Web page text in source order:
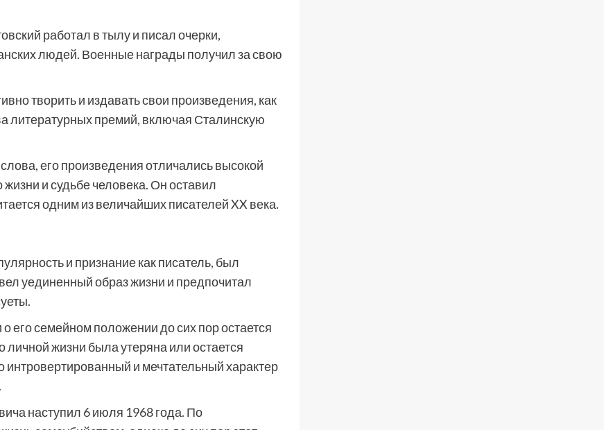
работал в тылу и писал очерки,
людей. Военные награды получил за свою
творить и издавать свои произведения, как
литературных премий, включая Сталинскую
его произведения отличались высокой
и судьбе человека. Он оставил
одним из величайших писателей XX века.
и признание как писатель, был
уединенный образ жизни и предпочитал
его семейном положении до сих пор остается
жизни была утеряна или остается
и мечтательный характер
наступил 6 июля 1968 года. По